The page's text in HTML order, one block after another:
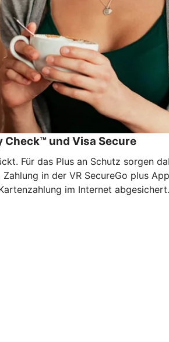
und Visa Secure
Für das Plus an Schutz sorgen
in der VR SecureGo plus
im Internet abgesichert.